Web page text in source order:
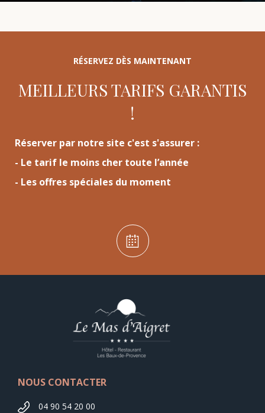
RÉSERVEZ DÈS MAINTENANT
MEILLEURS TARIFS GARANTIS
!
Réserver par notre site c'est s'assurer :
- Le tarif le moins cher toute l’année
- Les offres spéciales du moment
NOUS CONTACTER
04 90 54 20 00